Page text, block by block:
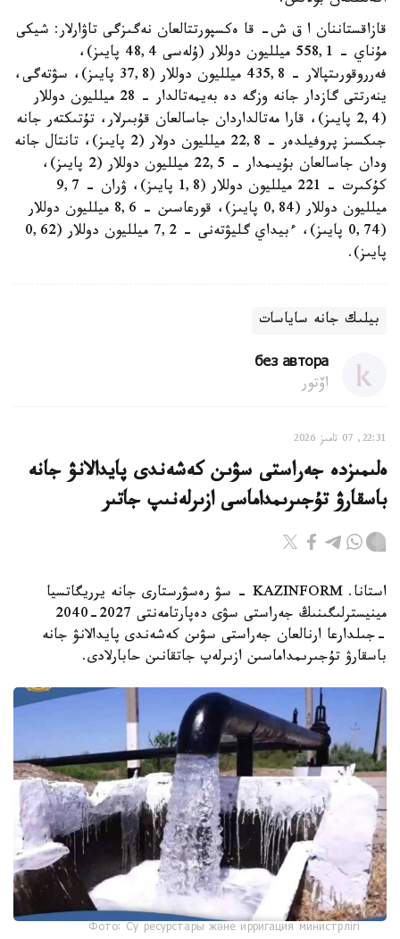
قازاقستاننان ا ق ش- قا ەكسپورتتالعان نەگىزگى تاۋارلار: شيكى
مۇناي - 558,1 ميلليون دوللار (ۇلەسى 48,4 پايىز)،
فەرروقورىتپالار - 435,8 ميلليون دوللار (37,8 پايىز)، سۋتەگى،
ينەرتتى گازدار جانە وزگە دە بەيمەتالدار - 28 ميلليون دوللار
(2,4 پايىز)، قارا مەتالداردان جاسالعان قۇبىرلار، تۇتىكتەر جانە
جىكسىز پروفيلدەر - 22,8 ميلليون دولار (2 پايىز)، تانتال جانە
ودان جاسالعان بۇيىمدار - 22,5 ميلليون دوللار (2 پايىز)،
كۇكىرت - 221 ميلليون دوللار (1,8 پايىز)، ۋران - 9,7
ميلليون دوللار (0,84 پايىز)، قورعاسىن - 8,6 ميلليون دوللار
(0,74 پايىز)، ءبيداي گليۋتەنى - 7,2 ميلليون دوللار (0,62
پايىز).
بيلىك جانە ساياسات
без автора
اۆتور
22:31, 07 تامىز 2026
ەلىمىزدە جەراستى سۋىن كەشەندى پايدالانۋ جانە
باسقارۋ تۇجىرىمداماسى ازىرلەنىپ جاتىر
استانا. KAZINFORM - سۋ رەسۋرستارى جانە يرريگاتسيا
مينيسترلىگىنىڭ جەراستى سۋى دەپارتامەنتى 2027-2040
-جىلدارعا ارنالعان جەراستى سۋىن كەشەندى پايدالانۋ جانە
باسقارۋ تۇجىرىمداماسىن ازىرلەپ جاتقانىن حابارلادى.
Фото: Су ресурстары және ирригация министрлігі